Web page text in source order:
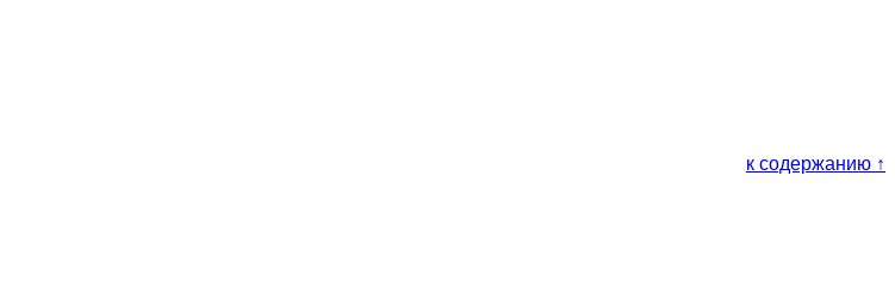
к содержанию ↑